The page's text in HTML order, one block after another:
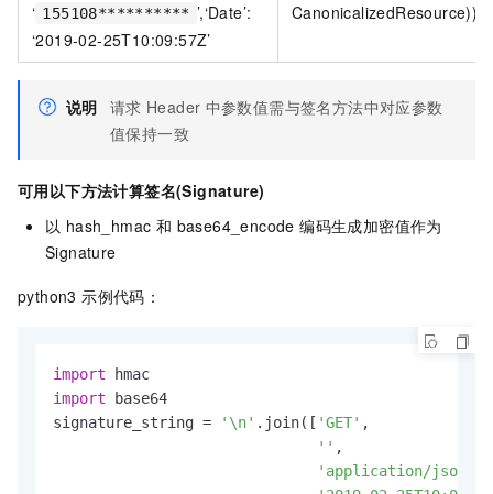
‘ 155108********** ’,‘Date’:
‘2019-02-25T10:09:57Z’
CanonicalizedResource))
说明 请求 Header 中参数值需与签名方法中对应参数
值保持一致
可用以下方法计算签名(Signature)
以 hash_hmac 和 base64_encode 编码生成加密值作为
Signature
python3 示例代码：
import
import base64
signature_string =
'\n' .join([ 'GET' ,
'' ,
'application/json'